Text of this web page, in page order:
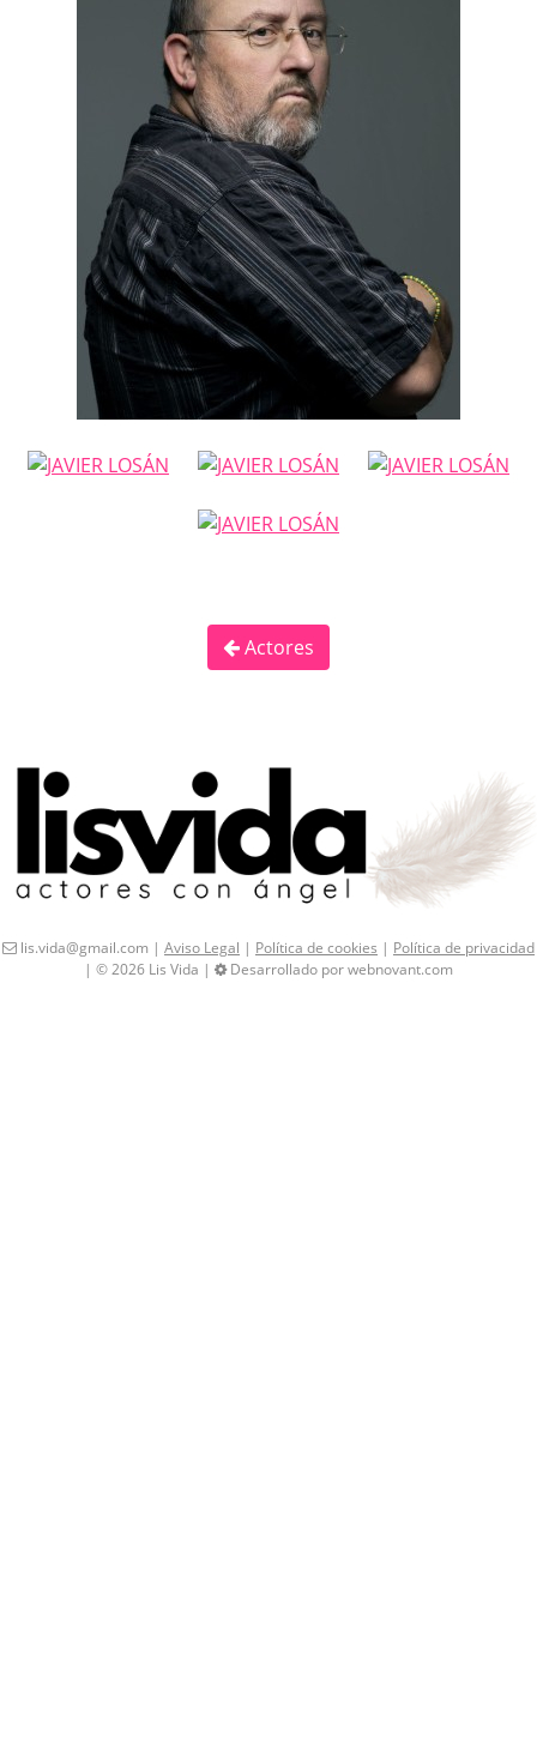
Actores
lis.vida@gmail.com | Aviso Legal | Política de cookies | Política de privacidad
| © 2026 Lis Vida |
Desarrollado por webnovant.com